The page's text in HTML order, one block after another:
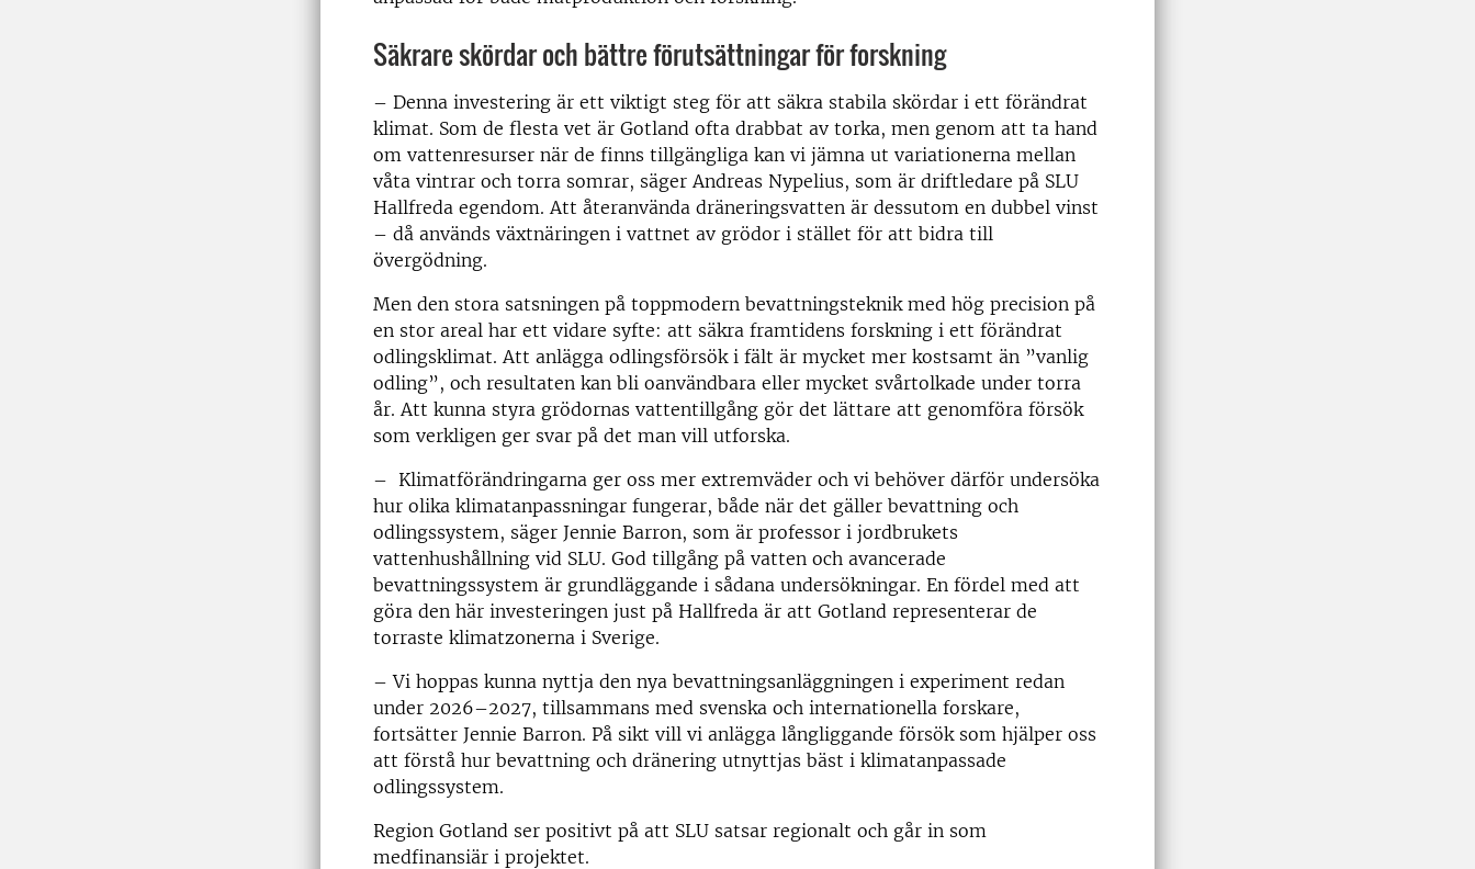
Säkrare skördar och bättre förutsättningar för forskning
– Denna investering är ett viktigt steg för att säkra stabila skördar i ett förändrat
klimat. Som de flesta vet är Gotland ofta drabbat av torka, men genom att ta hand
om vattenresurser när de finns tillgängliga kan vi jämna ut variationerna mellan
våta vintrar och torra somrar, säger Andreas Nypelius, som är driftledare på SLU
Hallfreda egendom. Att återanvända dräneringsvatten är dessutom en dubbel vinst
– då används växtnäringen i vattnet av grödor i stället för att bidra till
övergödning.
Men den stora satsningen på toppmodern bevattningsteknik med hög precision på
en stor areal har ett vidare syfte: att säkra framtidens forskning i ett förändrat
odlingsklimat. Att anlägga odlingsförsök i fält är mycket mer kostsamt än ”vanlig
odling”, och resultaten kan bli oanvändbara eller mycket svårtolkade under torra
år. Att kunna styra grödornas vattentillgång gör det lättare att genomföra försök
som verkligen ger svar på det man vill utforska.
– Klimatförändringarna ger oss mer extremväder och vi behöver därför undersöka
hur olika klimatanpassningar fungerar, både när det gäller bevattning och
odlingssystem, säger Jennie Barron, som är professor i jordbrukets
vattenhushållning vid SLU. God tillgång på vatten och avancerade
bevattningssystem är grundläggande i sådana undersökningar. En fördel med att
göra den här investeringen just på Hallfreda är att Gotland representerar de
torraste klimatzonerna i Sverige.
– Vi hoppas kunna nyttja den nya bevattningsanläggningen i experiment redan
under 2026–2027, tillsammans med svenska och internationella forskare,
fortsätter Jennie Barron. På sikt vill vi anlägga långliggande försök som hjälper oss
att förstå hur bevattning och dränering utnyttjas bäst i klimatanpassade
odlingssystem.
Region Gotland ser positivt på att SLU satsar regionalt och går in som
medfinansiär i projektet.